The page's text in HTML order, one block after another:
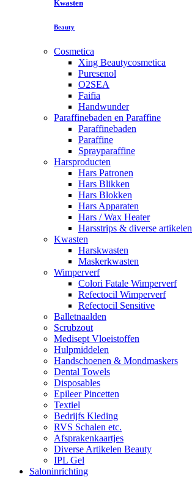
Kwasten
Beauty
Cosmetica
Xing Beautycosmetica
Puresenol
O2SEA
Faifia
Handwunder
Paraffinebaden en Paraffine
Paraffinebaden
Paraffine
Sprayparaffine
Harsproducten
Hars Patronen
Hars Blikken
Hars Blokken
Hars Apparaten
Hars / Wax Heater
Harsstrips & diverse artikelen
Kwasten
Harskwasten
Maskerkwasten
Wimperverf
Colori Fatale Wimperverf
Refectocil Wimperverf
Refectocil Sensitive
Balletnaalden
Scrubzout
Medisept Vloeistoffen
Hulpmiddelen
Handschoenen & Mondmaskers
Dental Towels
Disposables
Epileer Pincetten
Textiel
Bedrijfs Kleding
RVS Schalen etc.
Afsprakenkaartjes
Diverse Artikelen Beauty
IPL Gel
Saloninrichting